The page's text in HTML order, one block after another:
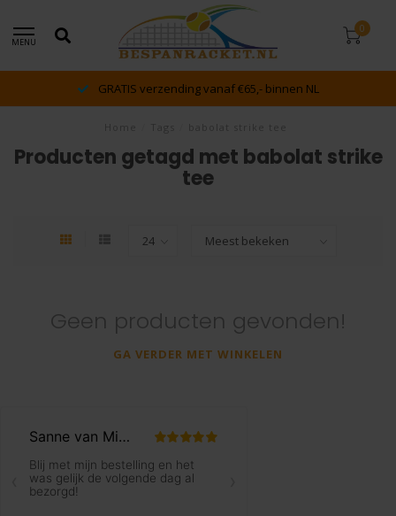
MENU
0
GRATIS verzending vanaf €65,- binnen NL
Producten getagd met babolat strike
tee
Geen producten gevonden!
GA VERDER MET WINKELEN